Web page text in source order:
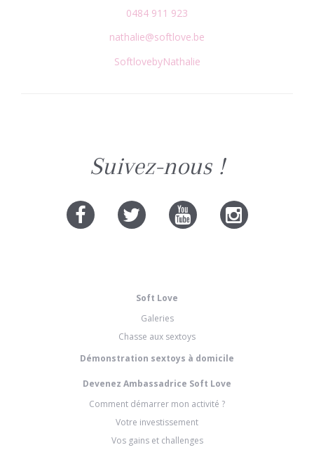
0484 911 923
nathalie@softlove.be
SoftlovebyNathalie
Suivez-nous !
Soft Love
Galeries
Chasse aux sextoys
Démonstration sextoys à domicile
Devenez Ambassadrice Soft Love
Comment démarrer mon activité ?
Votre investissement
Vos gains et challenges